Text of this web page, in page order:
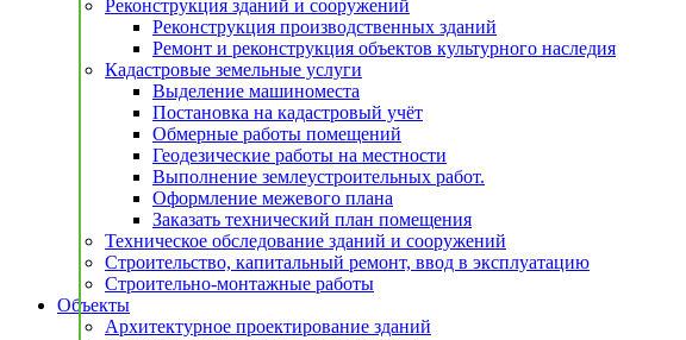
Реконструкция зданий и сооружений
Реконструкция производственных зданий
Ремонт и реконструкция объектов культурного наследия
Кадастровые земельные услуги
Выделение машиноместа
Постановка на кадастровый учёт
Обмерные работы помещений
Геодезические работы на местности
Выполнение землеустроительных работ.
Оформление межевого плана
Заказать технический план помещения
Техническое обследование зданий и сооружений
Строительство, капитальный ремонт, ввод в эксплуатацию
Строительно-монтажные работы
Объекты
Архитектурное проектирование зданий